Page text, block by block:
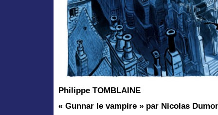
Philippe TOMBLAINE
« Gunnar le vampire » par Nicolas